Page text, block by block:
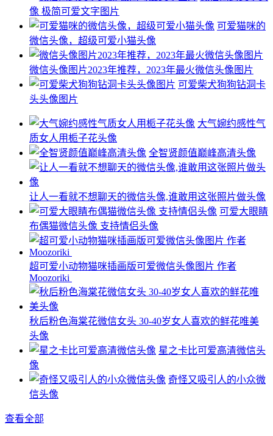
像 极简可爱文字图片
可爱猫咪的
微信头像，超级可爱小猫头像
微信头像图片2023年推荐，2023年最火微信头像图片
可爱柴犬狗狗钻洞卡
头头像图片
大气婉约感性气
质女人用栀子花头像
全智贤颜值巅峰高清头像
让人一看就不想聊天的微信头像,谁敢用这张照片做头像
可爱大眼睛
布偶猫微信头像 支持情侣头像
超可爱小动物猫咪插画版可爱微信头像图片 作者
Moozoriki ​​​
秋后粉色海棠花微信女头 30-40岁女人喜欢的鲜花唯美
头像
星之卡比可爱高清微信头
像
奇怪又吸引人的小众微
信头像
查看全部